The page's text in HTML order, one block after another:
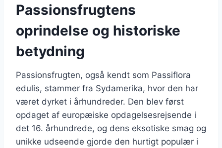
Passionsfrugtens
oprindelse og historiske
betydning
Passionsfrugten, også kendt som Passiflora
edulis, stammer fra Sydamerika, hvor den har
været dyrket i århundreder. Den blev først
opdaget af europæiske opdagelsesrejsende i
det 16. århundrede, og dens eksotiske smag og
unikke udseende gjorde den hurtigt populær i